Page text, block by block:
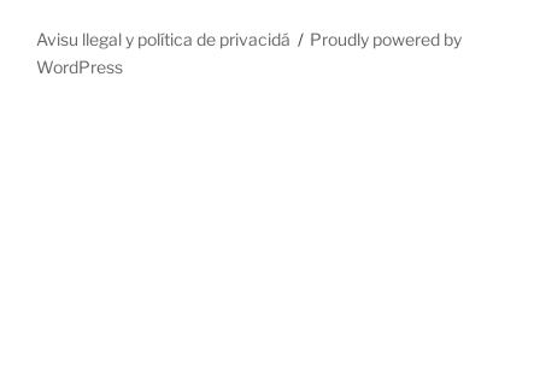
Avisu llegal y política de privacidá
Proudly powered by
WordPress